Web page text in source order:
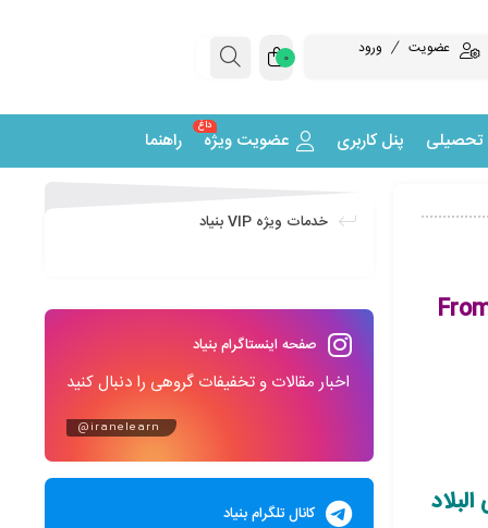
عضویت ورود 0
تحصیلی پنل کاربری عضویت ویژه
داغ
راهنما
خدمات ویژه VIP بنیاد
صفحه اینستاگرام بنیاد
اخبار مقالات و تخفیفات گروهی را دنبال کنید
@iranelearn
کانال تلگرام بنیاد